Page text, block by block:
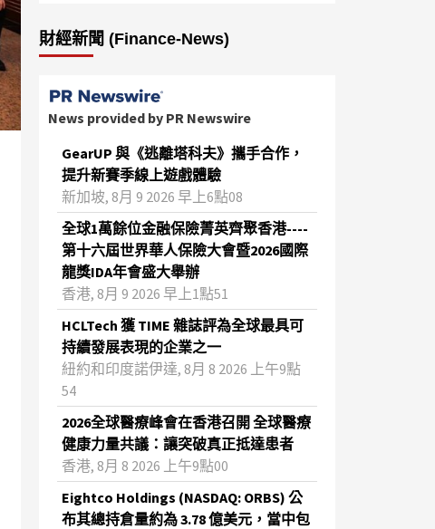
財經新聞 (Finance-News)
News provided by PR Newswire
GearUP 與《逃離塔科夫》攜手合作，
提升新賽季線上遊戲體驗
新加坡, 8月 9 2026 早上6點08
全球1萬餘位金融保險菁英齊聚香港----
第十六屆世界華人保險大會暨2026國際
龍獎IDA年會盛大舉辦
香港, 8月 9 2026 早上1點51
HCLTech 獲 TIME 雜誌評為全球最具可
持續發展表現的企業之一
紐約和印度諾伊達, 8月 8 2026 上午9點
54
2026全球醫療峰會在香港召開 全球醫療
健康力量共議：讓突破真正抵達患者
香港, 8月 8 2026 上午9點00
Eightco Holdings (NASDAQ: ORBS) 公
布其總持倉量約為 3.78 億美元，當中包